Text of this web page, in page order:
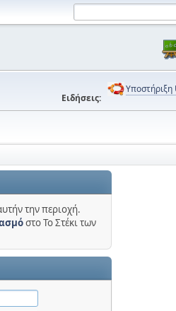
Ειδήσεις:
την περιοχή.
στο Το Στέκι των